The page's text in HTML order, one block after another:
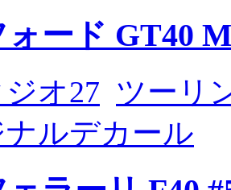
ォード GT40
オ27 ツーリ
ナルデカール